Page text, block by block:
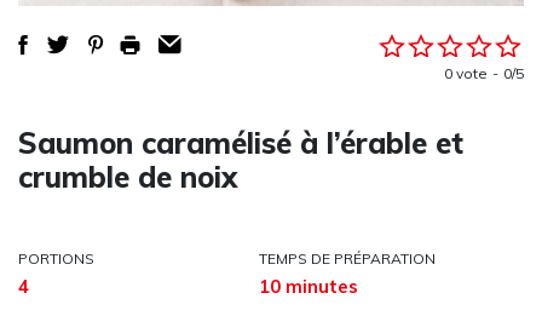
0 vote 0/5
Saumon caramélisé à l’érable et
crumble de noix
PORTIONS
4
TEMPS DE PRÉPARATION
10 minutes